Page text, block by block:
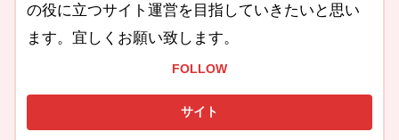
の役に立つサイト運営を目指していきたいと思い
ます。宜しくお願い致します。
FOLLOW